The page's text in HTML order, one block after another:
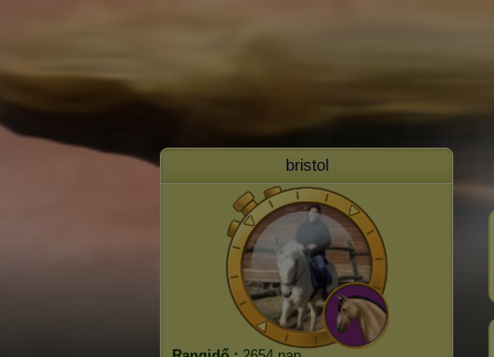
bristol